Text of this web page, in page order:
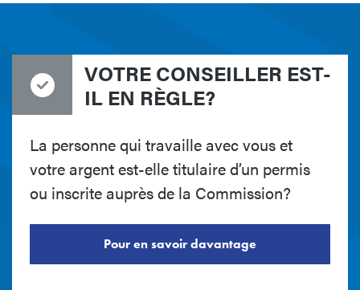
VOTRE CONSEILLER EST-
IL EN RÈGLE?
La personne qui travaille avec vous et
votre argent est-elle titulaire d’un permis
ou inscrite auprès de la Commission?
Pour en savoir davantage